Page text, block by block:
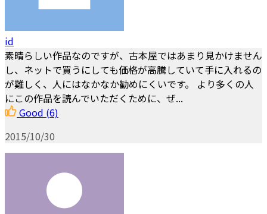
id
素晴らしい作品なのですが、古本屋ではあまり見かけません
し、ネットで買うにしても価格が高騰していて手に入れるの
が難しく、人にはなかなか勧めにくいです。 より多くの人
にこの作品を読んでいただくために、ぜ...
Good (6)
2015/10/30